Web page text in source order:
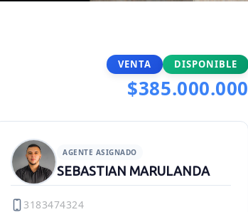
VENTA DISPONIBLE
$385.000.000
AGENTE ASIGNADO
SEBASTIAN MARULANDA
3183474324